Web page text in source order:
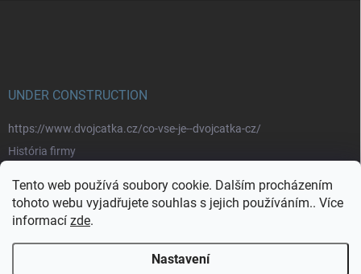
Tento web používá soubory cookie. Dalším procházením
tohoto webu vyjadřujete souhlas s jejich používáním.. Více
informací zde.
Nastavení
UNDER CONSTRUCTION
https://www.dvojcatka.cz/co-vse-je--dvojcatka-cz/
História firmy
Značky
https://www.dvojcatka.cz/kontakty/>